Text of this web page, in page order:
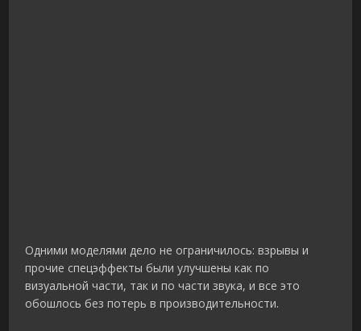
Одними моделями дело не ограничилось: взрывы и
прочие спецэффекты были улучшены как по
визуальной части, так и по части звука, и все это
обошлось без потерь в производительности.